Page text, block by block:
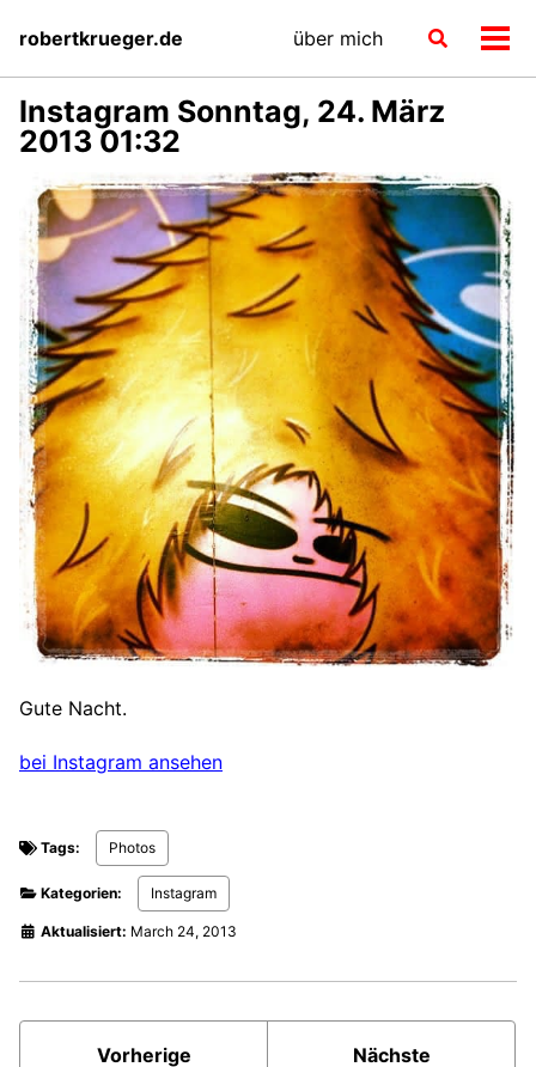
primary
navigation
content
footer
robertkrueger.de über mich
Toggle
Instagram Sonntag, 24. März
2013 01:32
Gute Nacht.
bei Instagram ansehen
Tags: Photos
Kategorien: Instagram
Aktualisiert: March 24, 2013
Vorherige Nächste